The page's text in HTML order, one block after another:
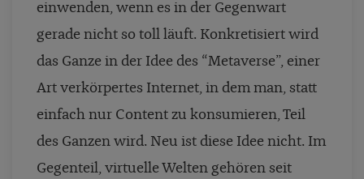
einwenden, wenn es in der Gegenwart
gerade nicht so toll läuft. Konkretisiert wird
das Ganze in der Idee des “Metaverse”, einer
Art verkörpertes Internet, in dem man, statt
einfach nur Content zu konsumieren, Teil
des Ganzen wird. Neu ist diese Idee nicht. Im
Gegenteil, virtuelle Welten gehören seit